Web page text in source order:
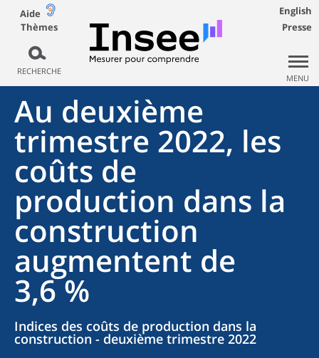
Aide
Thèmes
RECHERCHE
English
Presse
MENU
Au deuxième
trimestre 2022, les
coûts de
production dans la
construction
augmentent de
3,6 %
Indices des coûts de production dans la
construction - deuxième trimestre 2022